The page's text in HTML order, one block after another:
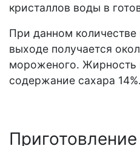
кристаллов воды в
При данном количестве
выходе получается
мороженого. Жирность
содержание сахара 14%.
Приготовление